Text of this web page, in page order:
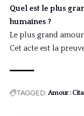
Quel est le plus
humaines ?
Le plus grand
Cet acte est la
TAGGED:Amour :